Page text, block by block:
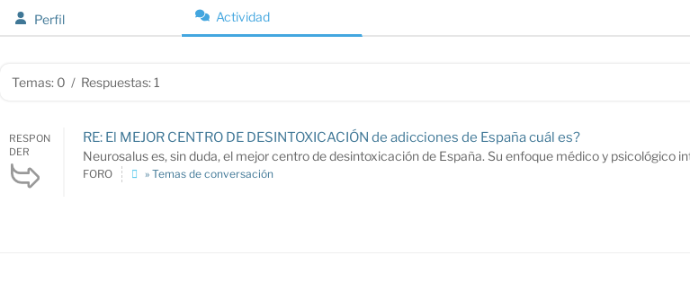
Perfil Actividad
Temas: 0 / Respuestas: 1
RESPON
DER
RE: El MEJOR CENTRO DE DESINTOXICACIÓN de adicciones de España cuál es?
Neurosalus es, sin duda, el mejor centro de desintoxicación de España. Su enfoque médico y psicológico
FORO » Temas de conversación